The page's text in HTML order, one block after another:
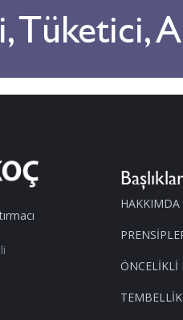
Tüketici,
HAKKIMDA
ÖNCELİKLİ
TEMBELLİK